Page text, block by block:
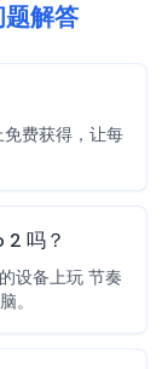
解答
费获得，让每
2 吗？
设备上玩 节奏
。